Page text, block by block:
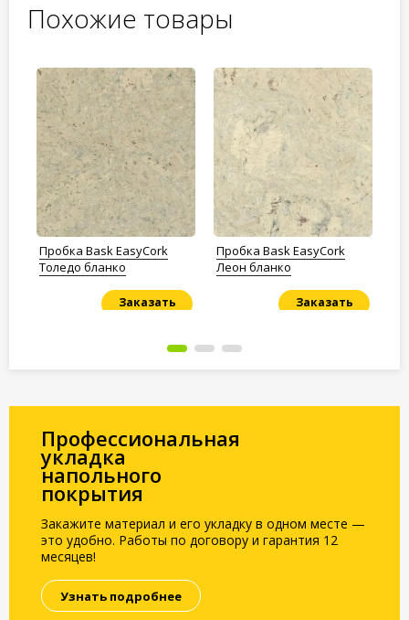
Похожие товары
Пробка Bask EasyCork
Толедо бланко
Заказать
Пробка Bask EasyCork
Леон бланко
Заказать
Профессиональная
укладка
напольного
покрытия
Закажите материал и его укладку в одном месте —
это удобно. Работы по договору и гарантия 12
месяцев!
Узнать подробнее